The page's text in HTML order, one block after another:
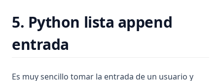
5. Python lista append
entrada
Es muy sencillo tomar la entrada de un usuario y